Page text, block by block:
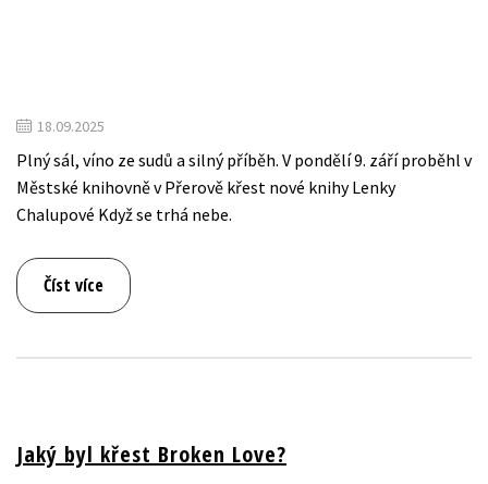
18.09.2025
Plný sál, víno ze sudů a silný příběh. V pondělí 9. září proběhl v
Městské knihovně v Přerově křest nové knihy Lenky
Chalupové Když se trhá nebe.
Číst více
Jaký byl křest Broken Love?